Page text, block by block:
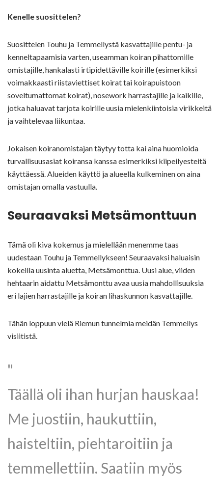
Kenelle suosittelen?
Suosittelen Touhu ja Temmellystä kasvattajille pentu- ja
kenneltapaamisia varten, useamman koiran pihattomille
omistajille, hankalasti irtipidettäville koirille (esimerkiksi
voimakkaasti riistaviettiset koirat tai koirapuistoon
soveltumattomat koirat), nosework harrastajille ja kaikille,
jotka haluavat tarjota koirille uusia mielenkiintoisia virikkeitä
ja vaihtelevaa liikuntaa.
Jokaisen koiranomistajan täytyy totta kai aina huomioida
turvallisuusasiat koiransa kanssa esimerkiksi kiipeilyesteitä
käyttäessä. Alueiden käyttö ja alueella kulkeminen on aina
omistajan omalla vastuulla.
Seuraavaksi Metsämonttuun
Tämä oli kiva kokemus ja mielellään menemme taas
uudestaan Touhu ja Temmellykseen! Seuraavaksi haluaisin
kokeilla uusinta aluetta, Metsämonttua. Uusi alue, viiden
hehtaarin aidattu Metsämonttu avaa uusia mahdollisuuksia
eri lajien harrastajille ja koiran lihaskunnon kasvattajille.
Tähän loppuun vielä Riemun tunnelmia meidän Temmellys
visiitistä.
Täällä oli ihan hurjan hauskaa!
Me juostiin, haukuttiin,
haisteltiin, piehtaroitiin ja
temmellettiin. Saatiin myös